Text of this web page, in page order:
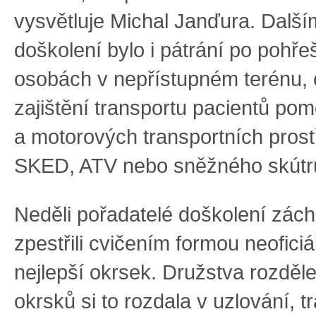
vysvětluje Michal Janďura.
doškolení bylo i pátrání po
osobách v nepřístupném terénu,
zajištění transportu pacientů
a motorových transportních
SKED, ATV nebo sněžného
Neděli pořadatelé doškolení
zpestřili cvičením formou
nejlepší okrsek. Družstva
okrsků si to rozdala v uzlování,